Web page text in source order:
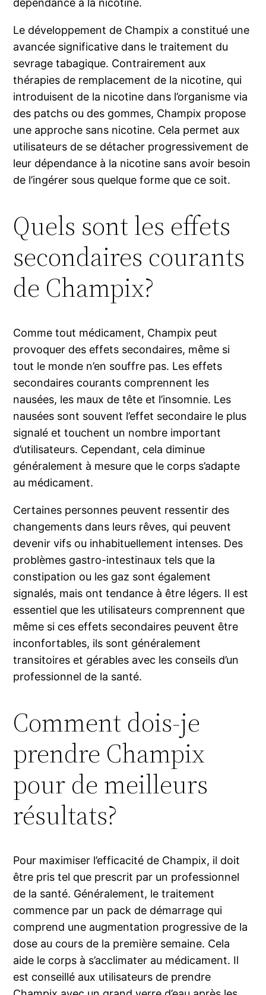
dépendance à la nicotine.
Le développement de Champix a constitué une
avancée significative dans le traitement du
sevrage tabagique. Contrairement aux
thérapies de remplacement de la nicotine, qui
introduisent de la nicotine dans l’organisme via
des patchs ou des gommes, Champix propose
une approche sans nicotine. Cela permet aux
utilisateurs de se détacher progressivement de
leur dépendance à la nicotine sans avoir besoin
de l’ingérer sous quelque forme que ce soit.
Quels sont les effets
secondaires courants
de Champix?
Comme tout médicament, Champix peut
provoquer des effets secondaires, même si
tout le monde n’en souffre pas. Les effets
secondaires courants comprennent les
nausées, les maux de tête et l’insomnie. Les
nausées sont souvent l’effet secondaire le plus
signalé et touchent un nombre important
d’utilisateurs. Cependant, cela diminue
généralement à mesure que le corps s’adapte
au médicament.
Certaines personnes peuvent ressentir des
changements dans leurs rêves, qui peuvent
devenir vifs ou inhabituellement intenses. Des
problèmes gastro-intestinaux tels que la
constipation ou les gaz sont également
signalés, mais ont tendance à être légers. Il est
essentiel que les utilisateurs comprennent que
même si ces effets secondaires peuvent être
inconfortables, ils sont généralement
transitoires et gérables avec les conseils d’un
professionnel de la santé.
Comment dois-je
prendre Champix
pour de meilleurs
résultats?
Pour maximiser l’efficacité de Champix, il doit
être pris tel que prescrit par un professionnel
de la santé. Généralement, le traitement
commence par un pack de démarrage qui
comprend une augmentation progressive de la
dose au cours de la première semaine. Cela
aide le corps à s’acclimater au médicament. Il
est conseillé aux utilisateurs de prendre